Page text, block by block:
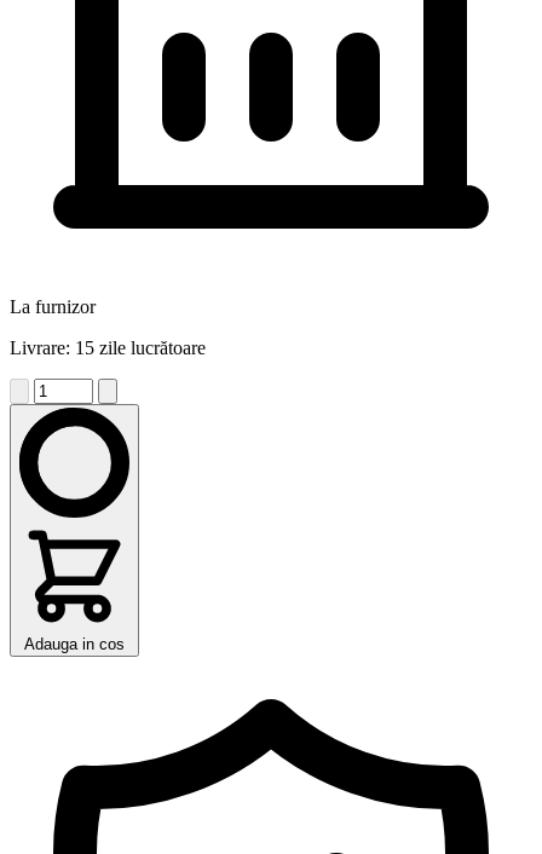
La furnizor
Livrare: 15 zile lucrătoare
Adauga in cos